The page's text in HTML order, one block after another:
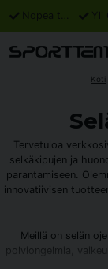
Nopea toimitus Yli
Koti
Tervetuloa
selkäkipujen ja
parantamiseen.
innovatiivisen
Meillä on selän
polviongelmia,